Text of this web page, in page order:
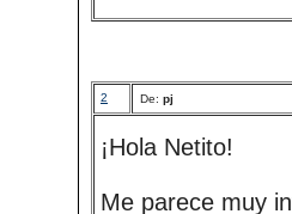
2 De: pj
¡Hola Netito!
Me parece muy